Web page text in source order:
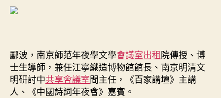
酈波，南京師范年夜學文學會議室出租院傳授、博
士生導師，兼任江寧織造博物館館長、南京明清文
明研討中共享會議室間主任，《百家講壇》主講
人、《中國詩詞年夜會》嘉賓。